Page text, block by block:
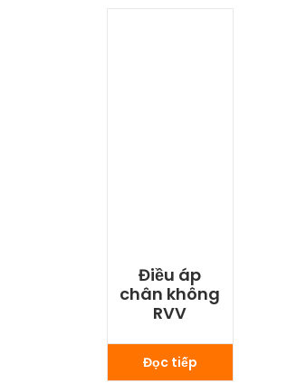
Điều áp
chân không
RVV
Đọc tiếp